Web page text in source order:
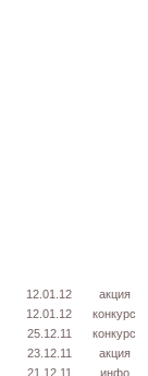
12.01.12 акция
12.01.12
конкурс
25.12.11
конкурс
23.12.11
акция
21.12.11
инфо